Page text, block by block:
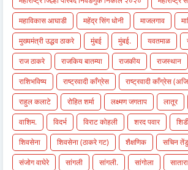
महाविकास आघाडी
महेंद्र सिंग धोनी माजलगाव
मुख्यमंत्री उद्धव ठाकरे
मुंबई मुंबई. यवतमाळ
राज ठाकरे
राजकिय बातम्या राजकीय राजस्थान
राशिभविष्य
राष्ट्रवादी काँग्रेस
राष्ट्रवादी काँग्रेस
राहुल कलाटे
रोहित शर्मा लक्ष्मण जगताप लातूर
वाशिम.
विदर्भ विराट कोहली शरद पवार
शिवसेना
शिवसेना (ठाकरे गट) शैक्षणिक सचिन
संजोग वाघेरे
सांगली सांगली. सांगोला सातारा